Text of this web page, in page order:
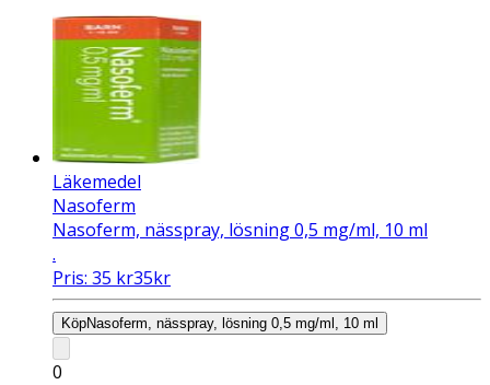
Läkemedel
Nasoferm
Nasoferm, nässpray, lösning 0,5 mg/ml, 10 ml
.
Pris: 35 kr35kr
KöpNasoferm, nässpray, lösning 0,5 mg/ml, 10 ml
0